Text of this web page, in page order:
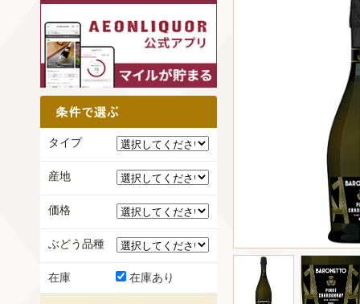
タイプ
産地
価格
ぶどう品種
在庫 在庫あり